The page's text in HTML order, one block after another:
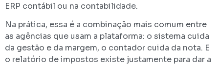
ERP contábil ou na contabilidade.
Na prática, essa é a combinação mais comum entre
as agências que usam a plataforma: o sistema cuida
da gestão e da margem, o contador cuida da nota. E
o relatório de impostos existe justamente para dar a